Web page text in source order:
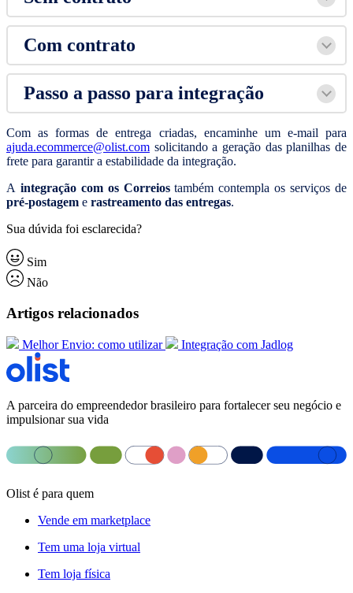
Com contrato
Passo a passo para integração
Com as formas de entrega criadas, encaminhe um e-mail para
ajuda.ecommerce@olist.com solicitando a geração das planilhas de
frete para garantir a estabilidade da integração.
A integração com os Correiostambém contempla os serviços de
pré-postagem e rastreamento das entregas.
Sua dúvida foi esclarecida?
Sim
Não
Artigos relacionados
Melhor Envio: como utilizar Integração com Jadlog
A parceira do empreendedor brasileiro para fortalecer seu negócio e
impulsionar sua vida
Olist é para quem
Vende em marketplace
Tem uma loja virtual
Tem loja física